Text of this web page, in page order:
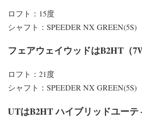
ロフト：15度
シャフト：SPEEDER NX GREEN(5S)
フェアウェイウッドはB2HT（
ロフト：21度
シャフト：SPEEDER NX GREEN(5S)
UTはB2HT ハイブリッドユーテ